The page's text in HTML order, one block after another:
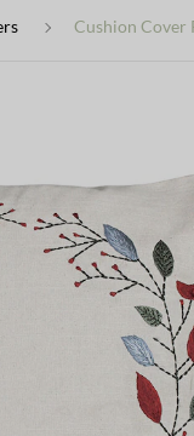
Cushion Cover